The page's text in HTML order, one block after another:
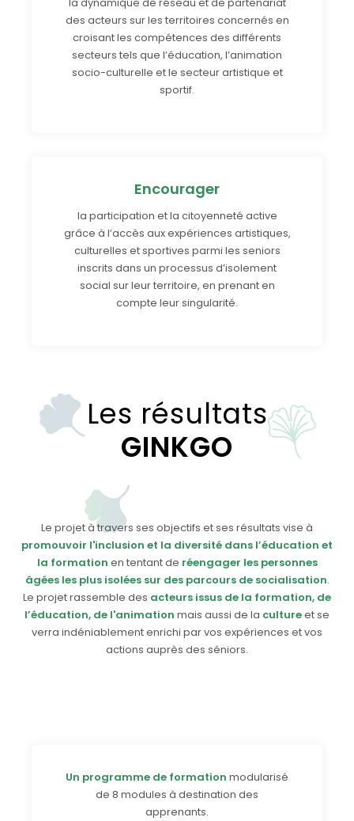
des acteurs sur les territoires concernés en
croisant les compétences des différents
secteurs tels que l’éducation, l’animation
socio-culturelle et le secteur artistique et
sportif.
Encourager
la participation et la citoyenneté active
grâce à l’accès aux expériences artistiques,
culturelles et sportives parmi les seniors
inscrits dans un processus d’isolement
social sur leur territoire, en prenant en
compte leur singularité.
Les résultats
GINKGO
Le projet à travers ses objectifs et ses résultats vise à
promouvoir l'inclusion et la diversité dans l’éducation et
la formation en tentant de réengager les personnes
âgées les plus isolées sur des parcours de socialisation.
Le projet rassemble des acteurs issus de la formation, de
l’éducation, de l'animation mais aussi de la cultureet se
verra indéniablement enrichi par vos expériences et vos
actions auprès des séniors.
Un programme de formation modularisé
de 8 modules à destination des
apprenants.